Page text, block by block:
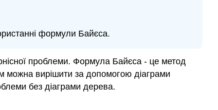
формули Байєса.
проблеми. Формула Байєса - це метод
можна вирішити за допомогою діаграми
без діаграми дерева.